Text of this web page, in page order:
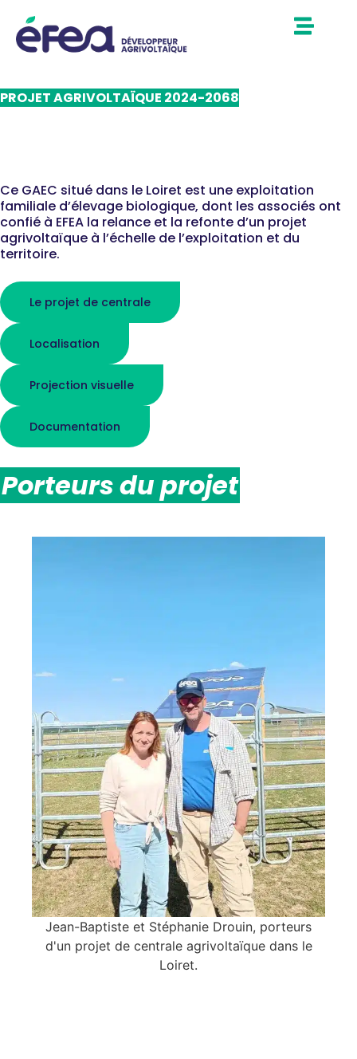
PROJET AGRIVOLTAÏQUE 2024-2068
Ce GAEC situé dans le Loiret est une exploitation
familiale d’élevage biologique, dont les associés ont
confié à EFEA la relance et la refonte d’un projet
agrivoltaïque à l’échelle de l’exploitation et du
territoire.
Le projet de centrale
Localisation
Projection visuelle
Documentation
Porteurs du projet
Jean-Baptiste et Stéphanie Drouin, porteurs
d'un projet de centrale agrivoltaïque dans le
Loiret.